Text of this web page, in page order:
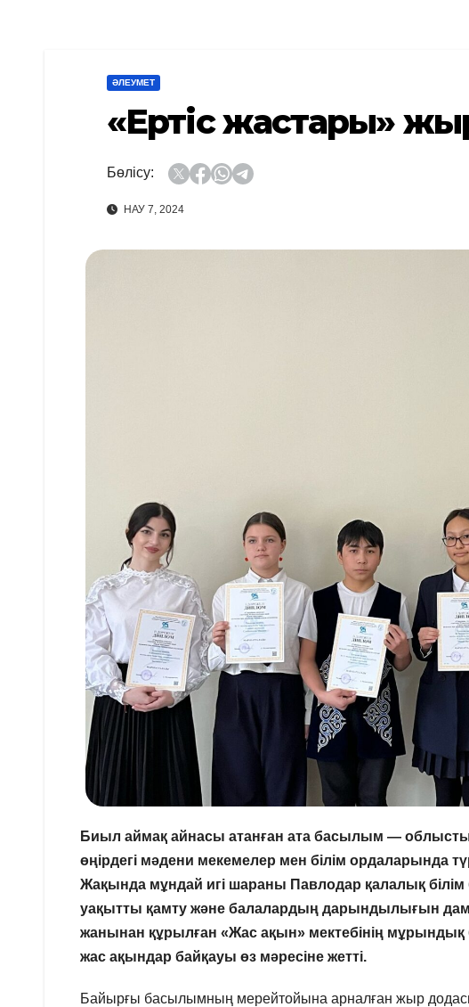
ӘЛЕУМЕТ
«Ертіс жастары»
Бөлісу:
НАУ 7, 2024
Биыл аймақ айнасы атанған ата басылым —
өңірдегі мәдени мекемелер мен білім ордаларында
Жақында мұндай игі шараны Павлодар қалалық
уақытты қамту және балалардың дарындылығын
жанынан құрылған «Жас ақын» мектебінің
жас ақындар байқауы өз мәресіне жетті.
Байырғы басылымның мерейтойына арналған жыр